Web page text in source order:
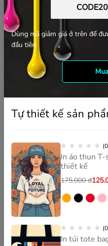
Dùng mã giảm giá ở trên để
đầu tiên
Tự thiết kế sản
In áo thun
thiết kế
175.000đ
In túi tote